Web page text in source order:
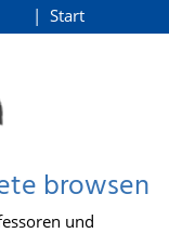
Start
browsen
und